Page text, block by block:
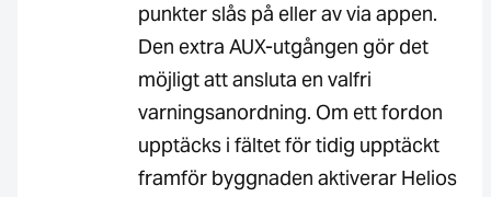
punkter slås på eller av via appen.
Den extra AUX-utgången gör det
möjligt att ansluta en valfri
varningsanordning. Om ett fordon
upptäcks i fältet för tidig upptäckt
framför byggnaden aktiverar Helios